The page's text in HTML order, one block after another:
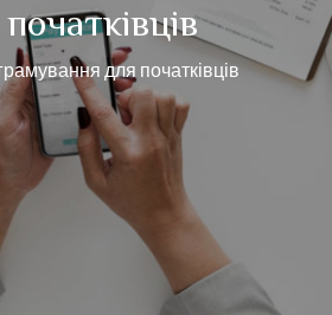
для початківців